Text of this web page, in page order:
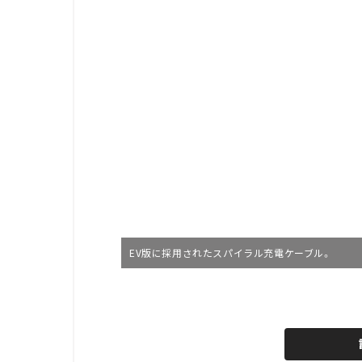
EV版に採用されたスパイラル充電ケーブル。